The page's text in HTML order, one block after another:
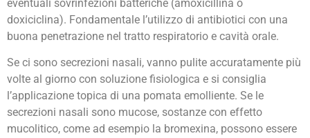
eventuali sovrinfezioni batteriche (amoxicillina o
doxiciclina). Fondamentale l’utilizzo di antibiotici con una
buona penetrazione nel tratto respiratorio e cavità orale.
Se ci sono secrezioni nasali, vanno pulite accuratamente più
volte al giorno con soluzione fisiologica e si consiglia
l’applicazione topica di una pomata emolliente. Se le
secrezioni nasali sono mucose, sostanze con effetto
mucolitico, come ad esempio la bromexina, possono essere